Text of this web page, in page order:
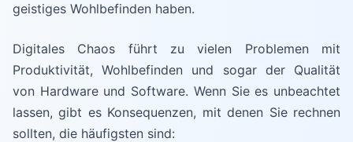
geistiges Wohlbefinden haben.
Digitales Chaos führt zu vielen Problemen mit
Produktivität, Wohlbefinden und sogar der Qualität
von Hardware und Software. Wenn Sie es unbeachtet
lassen, gibt es Konsequenzen, mit denen Sie rechnen
sollten, die häufigsten sind: